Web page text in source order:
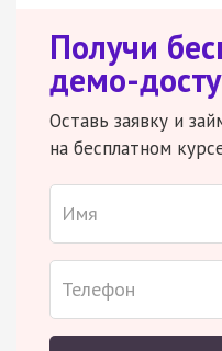
Получи
демо-
Оставь заявку и
на бесплатном